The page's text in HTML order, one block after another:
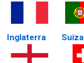
Inglaterra Suiza